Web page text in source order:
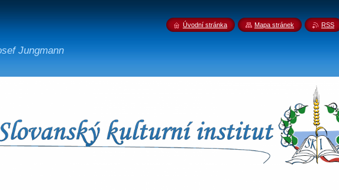
Jungmann
Úvodní stránka Mapa stránek RSS